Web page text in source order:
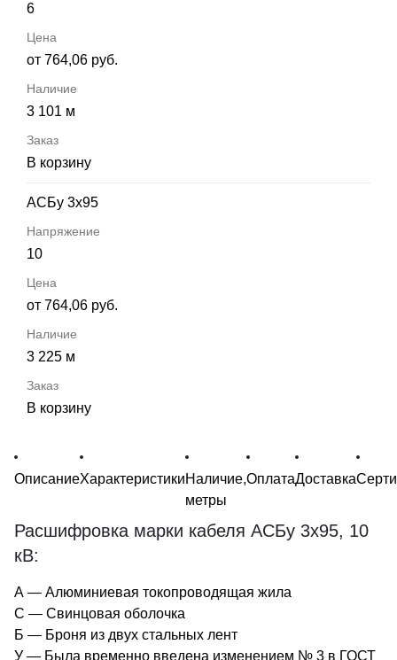
6
от 764,06 руб.
3 101 м
В корзину
АСБу 3х95
10
от 764,06 руб.
3 225 м
В корзину
ОписаниеХарактеристикиНаличие,
метры
ОплатаДоставка
Расшифровка марки кабеля АСБу 3х95, 10
кВ:
А — Алюминиевая токопроводящая жила
С — Свинцовая оболочка
Б — Броня из двух стальных лент
У — Была временно введена изменением № 3 в ГОСТ